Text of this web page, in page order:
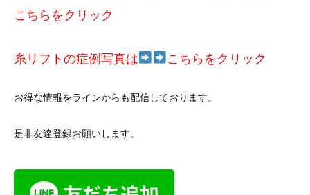
こちらをクリック
糸リフトの症例写真は こちらをクリック
お得な情報をラインからも配信しております。
是非友達登録お願いします。